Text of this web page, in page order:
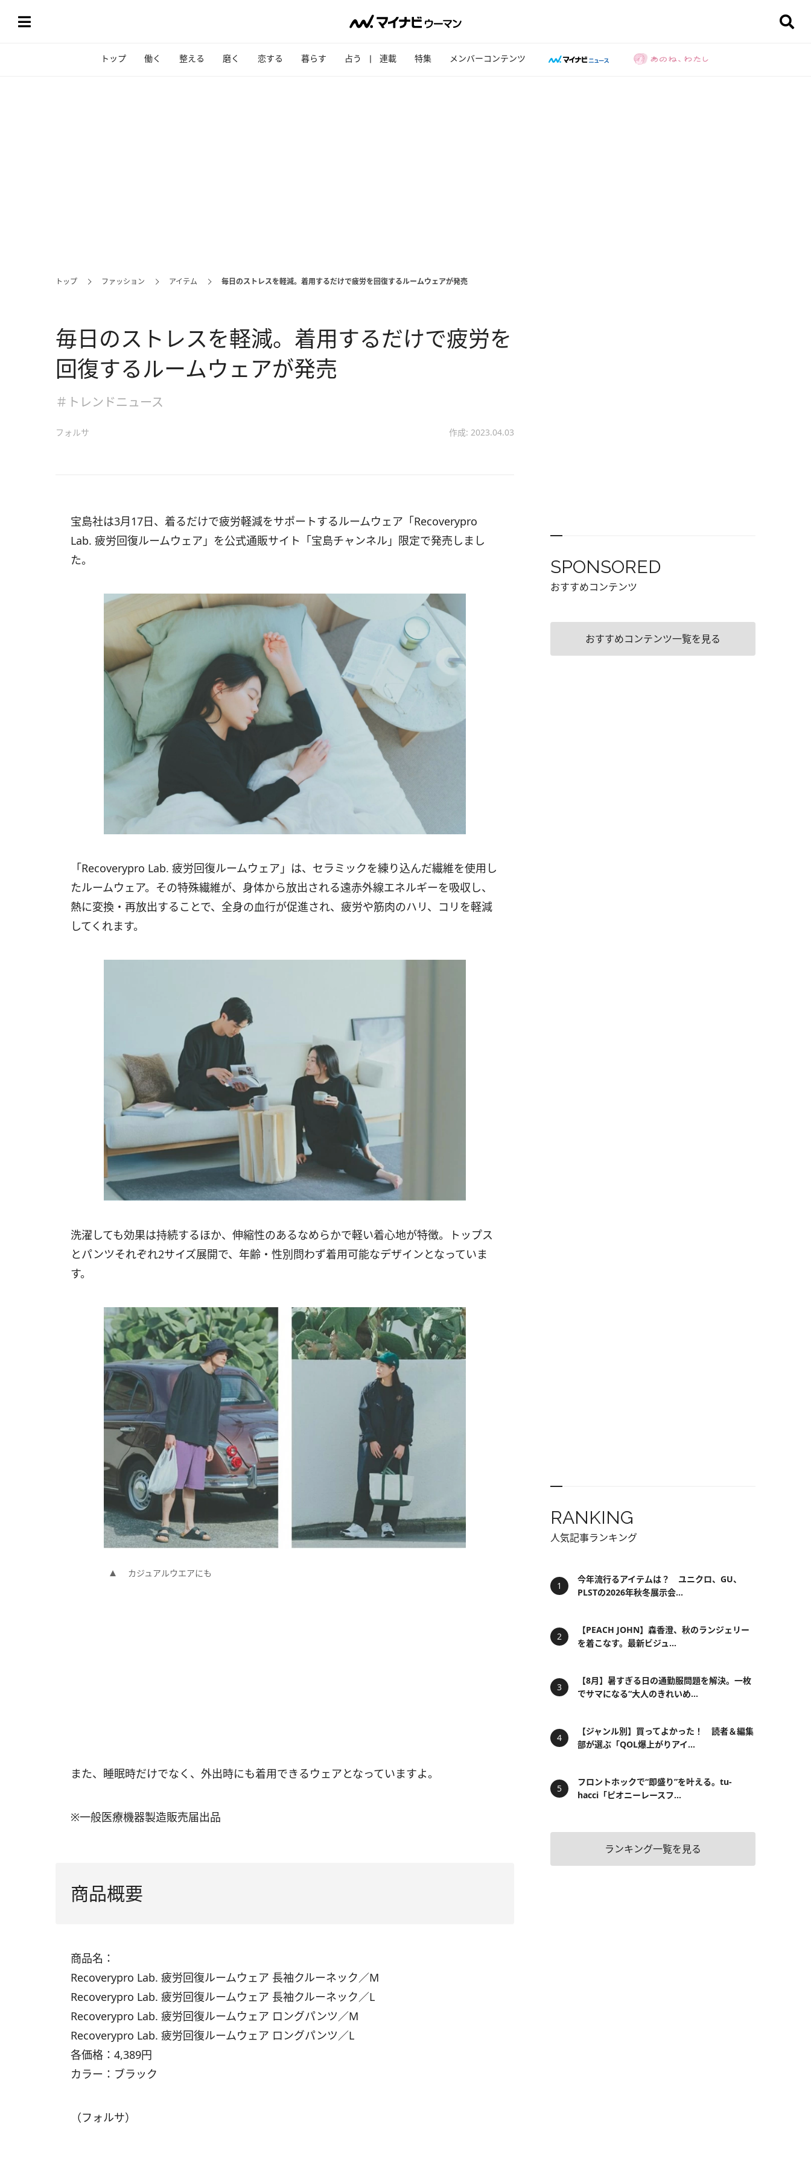
トップ 働く 整える 磨く 恋する 暮らす 占う 連載 特集 メンバーコンテンツ
トップ ファッション アイテム 毎日のストレスを軽減。着⽤するだけで疲労を回復するルームウェアが発売
毎日のストレスを軽減。着⽤するだけで疲労を
回復するルームウェアが発売
＃トレンドニュース
フォルサ 作成: 2023.04.03
宝島社は3月17日、 着るだけで疲労軽減をサポートするルームウェア 「Recoverypro
Lab. 疲労回復ルームウェア」を公式通販サイト「宝島チャンネル」限定で発売しまし
た。
「Recoverypro Lab. 疲労回復ルームウェア」は、セラミックを練り込んだ繊維を使用し
たルームウェア。その特殊繊維が、身体から放出される遠赤外線エネルギーを吸収し、
熱に変換・再放出することで、全身の血行が促進され、疲労や筋肉のハリ、コリを軽減
してくれます。
洗濯しても効果は持続するほか、伸縮性のあるなめらかで軽い着心地が特徴。トップス
とパンツそれぞれ2サイズ展開で、年齢・性別問わず着用可能なデザインとなっていま
す。
カジュアルウエアにも
また、睡眠時だけでなく、外出時にも着用できるウェアとなっていますよ。
※一般医療機器製造販売届出品
商品概要
商品名：
Recoverypro Lab. 疲労回復ルームウェア 長袖クルーネック／M
Recoverypro Lab. 疲労回復ルームウェア 長袖クルーネック／L
Recoverypro Lab. 疲労回復ルームウェア ロングパンツ／M
Recoverypro Lab. 疲労回復ルームウェア ロングパンツ／L
各価格：4,389円
カラー：ブラック
（フォルサ）
SPONSORED
おすすめコンテンツ
おすすめコンテンツ一覧を見る
RANKING
人気記事ランキング
今年流行るアイテムは？ ユニクロ、GU、
PLSTの2026年秋冬展示会...
【PEACH JOHN】森香澄、秋のランジェリー
を着こなす。最新ビジュ...
【8月】暑すぎる日の通勤服問題を解決。一枚
でサマになる“大人のきれいめ...
【ジャンル別】買ってよかった！ 読者＆編集
部が選ぶ「QOL爆上がりアイ...
フロントホックで“即盛り”を叶える。tu-
hacci「ピオニーレースフ...
ランキング一覧を見る